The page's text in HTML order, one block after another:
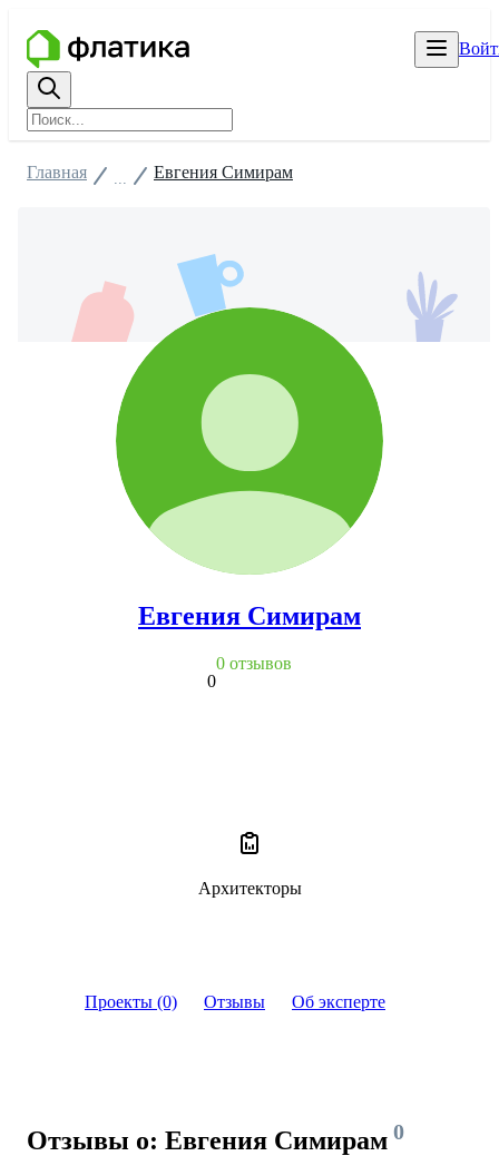
Проекты (0) Отзывы Об эксперте
Отзывы о: Евгения Симирам 0
Главная Евгения Симирам
Евгения Симирам
0
0 отзывов
Архитекторы